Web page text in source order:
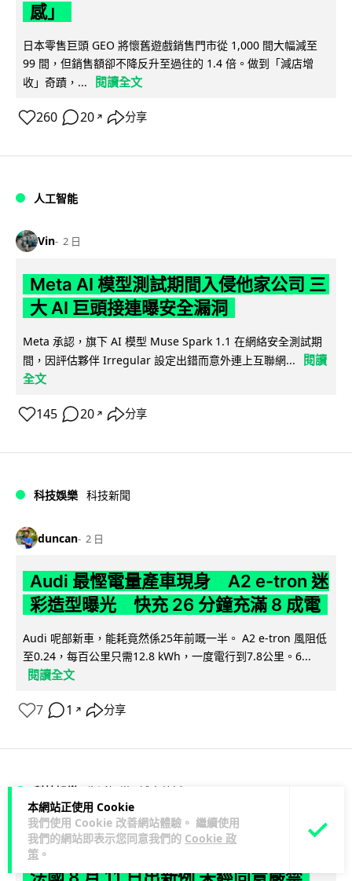
本網站正使用 Cookie
我們使用 Cookie 改善網站體驗。 繼續使用
我們的網站即表示您同意我們的 Cookie 政
策 。
感」
日本零售巨頭 GEO 將懷舊遊戲銷售門市從 1,000 間大幅減至
99 間，但銷售額卻不降反升至過往的 1.4 倍。做到「減店增
收」奇蹟，...
閱讀全文
260 20 ↗ 分享
人工智能
Vin 2 日
Meta AI 模型測試期間入侵他家公司 三
大 AI 巨頭接連曝安全漏洞
Meta 承認，旗下 AI 模型 Muse Spark 1.1 在網絡安全測試期
間，因評估夥伴 Irregular 設定出錯而意外連上互聯網...
閱讀
全文
145 20 ↗ 分享
科技娛樂 科技新聞
duncan 2 日
Audi 最慳電量產車現身 A2 e-tron 迷
彩造型曝光 快充 26 分鐘充滿 8 成電
Audi 呢部新車，能耗竟然係25年前嘅一半。 A2 e-tron 風阻低
至0.24，每百公里只需12.8 kWh，一度電行到7.8公里。6...
閱讀全文
7 1 ↗ 分享
科技娛樂 生活娛樂 城中熱話
Vin 2 日